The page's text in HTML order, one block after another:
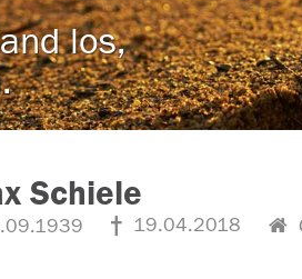
los,
Schiele
19.04.2018